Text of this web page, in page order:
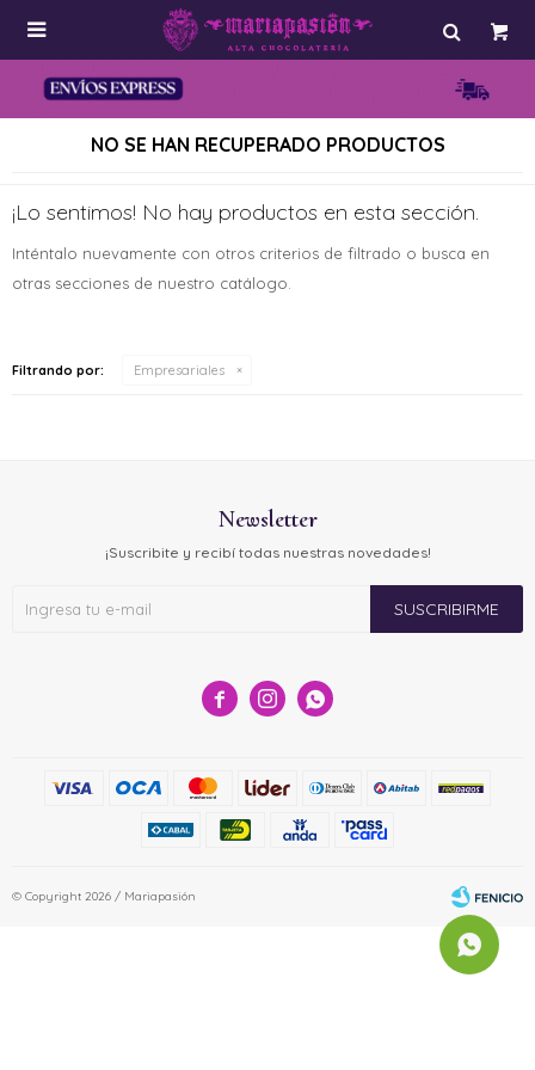

NO SE HAN RECUPERADO PRODUCTOS
¡Lo sentimos! No hay productos en esta sección.
Inténtalo nuevamente con otros criterios de filtrado o busca en
otras secciones de nuestro catálogo.
Filtrando por: Empresariales
  
Newsletter
¡Suscribite y recibí todas nuestras novedades!
SUSCRIBIRME
© Copyright 2026 / Mariapasión